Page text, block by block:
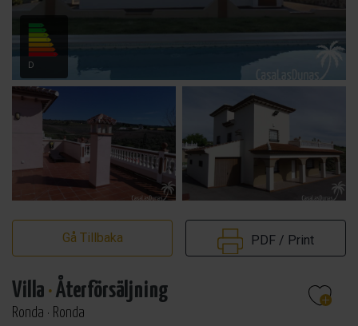
D
Gå Tillbaka PDF / Print
Villa ·Återförsäljning
Ronda · Ronda